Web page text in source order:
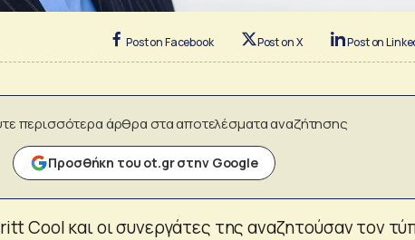
Post on Facebook Post on X Post on
περισσότερα άρθρα στα αποτελέσματα αναζήτησης
Προσθήκη του ot.gr στην Google
Cool και οι συνεργάτες της αναζητούσαν τον